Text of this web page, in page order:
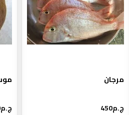
مرجان
ج.م450
ج.م890